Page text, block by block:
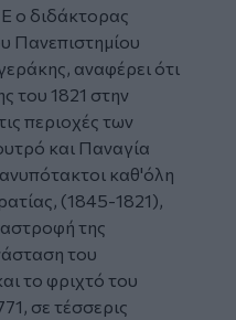
ο διδάκτορας
Πανεπιστημίου
αναφέρει ότι
του 1821 στην
περιοχές των
και Παναγία
καθ'όλη
(1845-1821),
της
του
το φριχτό του
σε τέσσερις